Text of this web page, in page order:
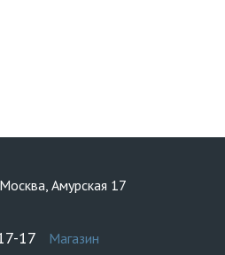
Амурская 17
17 Магазин